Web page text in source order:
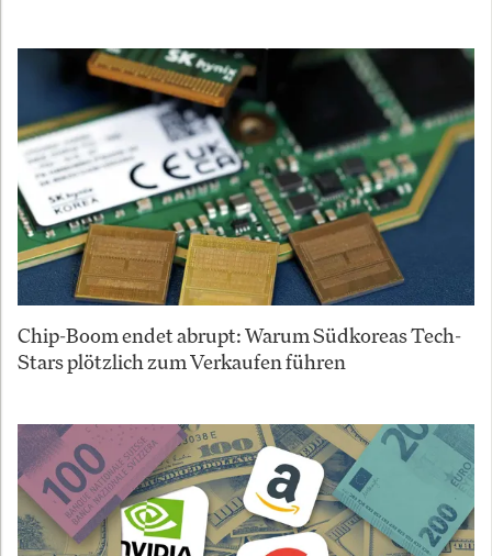
Chip-Boom endet abrupt: Warum Südkoreas Tech-
Stars plötzlich zum Verkaufen führen